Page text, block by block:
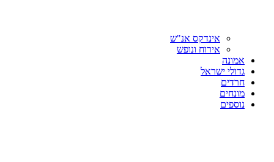
אינדקס אנ"ש
אירוח ונופש
אמונה
גדולי ישראל
חרדים
מונחים
נוספים